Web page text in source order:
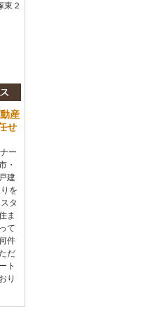
東２
産
せ
ー
・
建
を
タ
ま
て
件
だ
ト
り